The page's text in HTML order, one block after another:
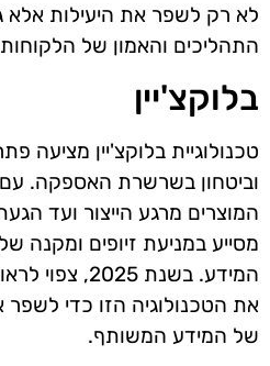
לא רק לשפר את היעילות אלא
התהליכים והאמון של
בלוקצ'יין
טכנולוגיית בלוקצ'יין מציעה
וביטחון בשרשרת האספקה. עם
המוצרים מרגע הייצור ועד
מסייע במניעת זיופים ומקנה
המידע. בשנת
את הטכנולוגיה הזו כדי לשפר
של המידע המשותף.